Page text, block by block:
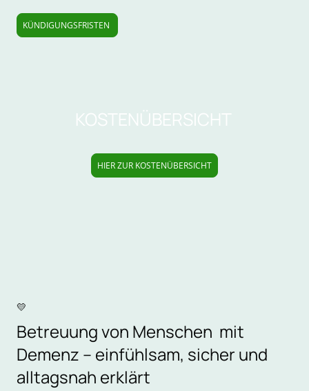
KÜNDIGUNGSFRISTEN
KOSTENÜBERSICHT
HIER ZUR KOSTENÜBERSICHT
💛
Betreuung von Menschen mit
Demenz – einfühlsam, sicher und
alltagsnah erklärt